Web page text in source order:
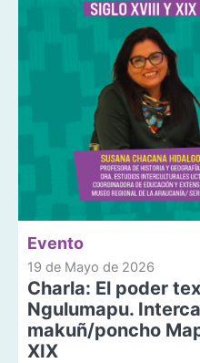
Evento
19 de Mayo de 2026
Charla: El poder
Ngulumapu.
makuñ/poncho
XIX